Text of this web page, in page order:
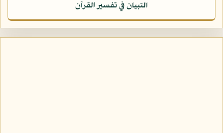
التبيان في تفسير القرآن